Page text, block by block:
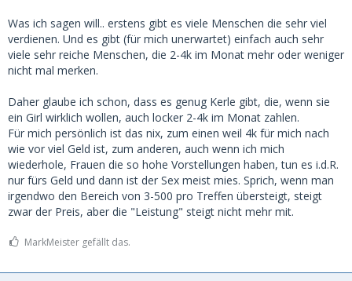
Was ich sagen will.. erstens gibt es viele Menschen die sehr viel
verdienen. Und es gibt (für mich unerwartet) einfach auch sehr
viele sehr reiche Menschen, die 2-4k im Monat mehr oder weniger
nicht mal merken.
Daher glaube ich schon, dass es genug Kerle gibt, die, wenn sie
ein Girl wirklich wollen, auch locker 2-4k im Monat zahlen.
Für mich persönlich ist das nix, zum einen weil 4k für mich nach
wie vor viel Geld ist, zum anderen, auch wenn ich mich
wiederhole, Frauen die so hohe Vorstellungen haben, tun es i.d.R.
nur fürs Geld und dann ist der Sex meist mies. Sprich, wenn man
irgendwo den Bereich von 3-500 pro Treffen übersteigt, steigt
zwar der Preis, aber die "Leistung" steigt nicht mehr mit.
MarkMeister gefällt das.